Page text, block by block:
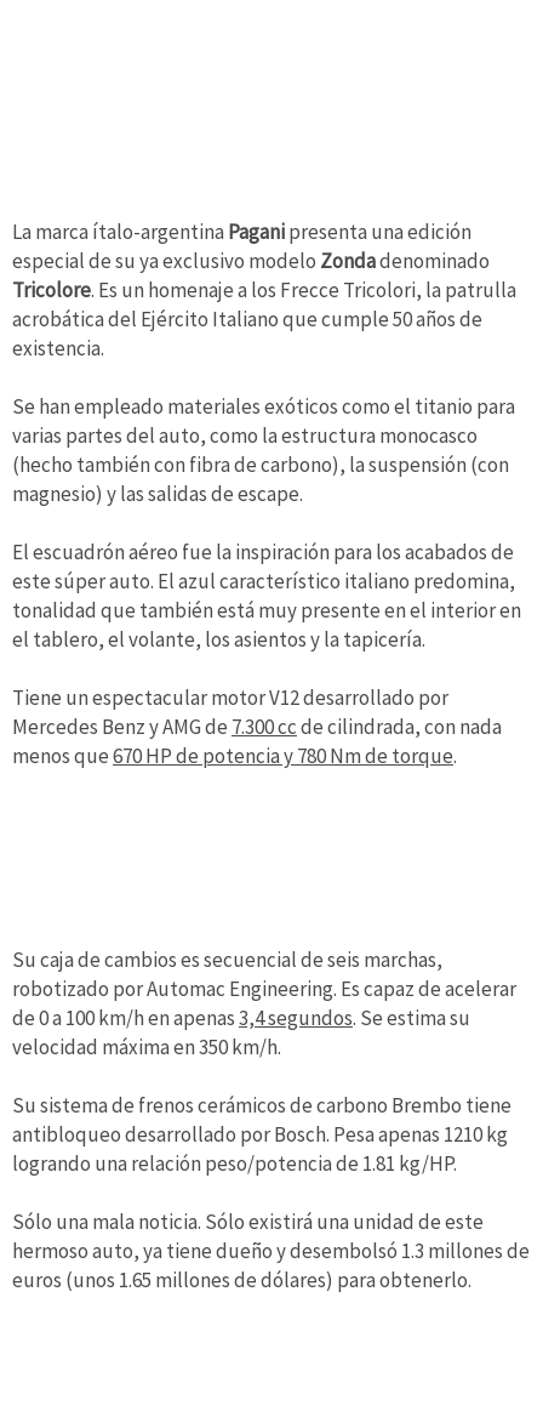
La marca ítalo-argentina Paganipresenta una edición
especial de su ya exclusivo modelo Zondadenominado
Tricolore. Es un homenaje a los Frecce Tricolori, la patrulla
acrobática del Ejército Italiano que cumple 50 años de
existencia.
Se han empleado materiales exóticos como el titanio para
varias partes del auto, como la estructura monocasco
(hecho también con fibra de carbono), la suspensión (con
magnesio) y las salidas de escape.
El escuadrón aéreo fue la inspiración para los acabados de
este súper auto. El azul característico italiano predomina,
tonalidad que también está muy presente en el interior en
el tablero, el volante, los asientos y la tapicería.
Tiene un espectacular motor V12 desarrollado por
Mercedes Benz y AMG de 7.300 ccde cilindrada, con nada
menos que670 HP de potencia y 780 Nm de torque.
Su caja de cambios es secuencial de seis marchas,
robotizado por Automac Engineering. Es capaz de acelerar
de 0 a 100 km/h en apenas3,4 segundos. Se estima su
velocidad máxima en 350 km/h.
Su sistema de frenos cerámicos de carbono Brembo tiene
antibloqueo desarrollado por Bosch. Pesa apenas 1210 kg
logrando una relación peso/potencia de 1.81 kg/HP.
Sólo una mala noticia. Sólo existirá una unidad de este
hermoso auto, ya tiene dueño y desembolsó 1.3 millones de
euros (unos 1.65 millones de dólares) para obtenerlo.